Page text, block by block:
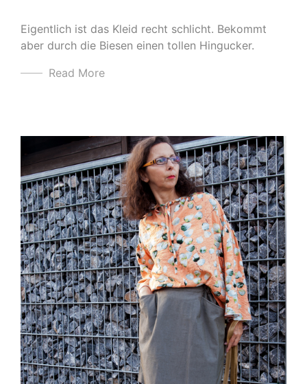
Eigentlich ist das Kleid recht schlicht. Bekommt
aber durch die Biesen einen tollen Hingucker.
Read More